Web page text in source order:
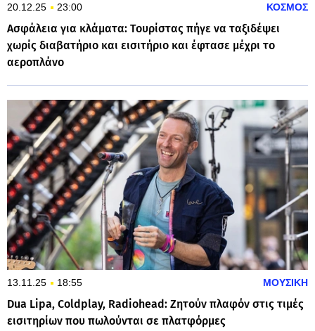
20.12.25 23:00 ΚΟΣΜΟΣ
Aσφάλεια για κλάματα: Tουρίστας πήγε να ταξιδέψει
χωρίς διαβατήριο και εισιτήριο και έφτασε μέχρι το
αεροπλάνο
13.11.25 18:55 ΜΟΥΣΙΚΗ
Dua Lipa, Coldplay, Radiohead: Ζητούν πλαφόν στις τιμές
εισιτηρίων που πωλούνται σε πλατφόρμες